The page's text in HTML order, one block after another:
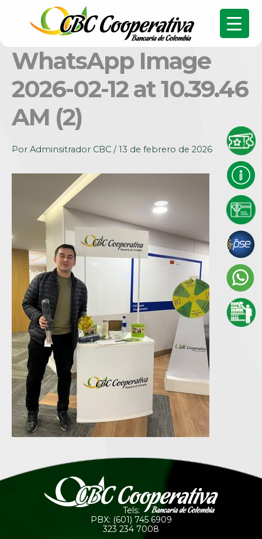
WhatsApp Image
2026-02-12 at 10.39.46
AM (2)
Por Adminsitrador CBC /13 de febrero de 2026
Tels:
PBX: (601) 745 6909
323 234 7008